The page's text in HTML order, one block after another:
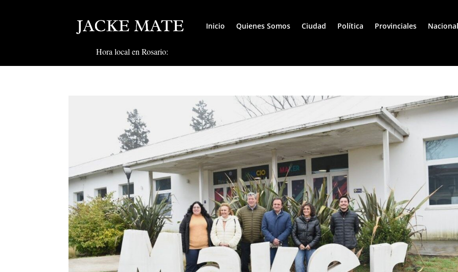
Inicio Quienes Somos Ciudad Política Provinciales
Hora local en Rosario: